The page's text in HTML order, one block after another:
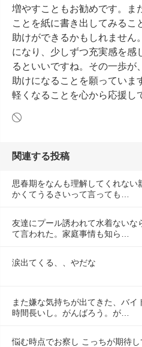
増やすこともお勧めです。ま
ことを紙に書き出してみるこ
助けができるかもしれません
になり、少しずつ充実感を感
るといいですね。その一歩が
助けになることを願っていま
軽くなることを心から応援し
関連する投稿
思春期をなんも理解してくれな
かくてうるさいって言っても…
友達にプール誘われて水着ないな
て言われた。家庭事情も知ら…
涙出てくる、、やだな
また嫌な気持ちが出てきた、バイ
時間長いし。がんばろう。が…
悩む時点でお察し こっちが期待